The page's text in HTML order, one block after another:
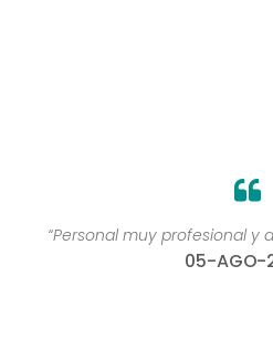
“Personal muy profesional y
05-AGO-